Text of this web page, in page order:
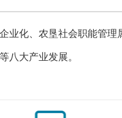
业化、农垦社会职能管
八大产业发展。